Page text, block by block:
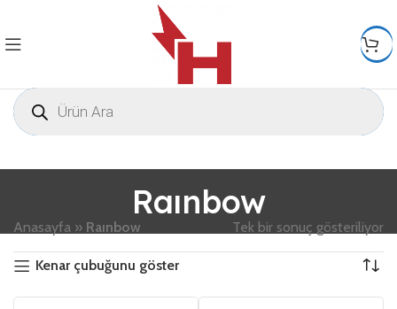
Raınbow
Anasayfa » Raınbow Tek bir sonuç gösteriliyor
Kenar çubuğunu göster